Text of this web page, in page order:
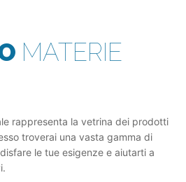
MATERIE
rappresenta la vetrina dei prodotti
troverai una vasta gamma di
le tue esigenze e aiutarti a